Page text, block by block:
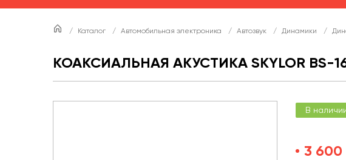
/ Каталог / Автомобильная электроника / Автозвук / Динамики /
КОАКСИАЛЬНАЯ АКУСТИКА SKYLOR BS-
В
3 600